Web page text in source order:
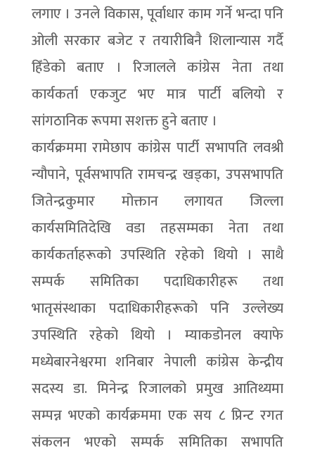
लगाए । उनले विकास, पूर्वाधार काम गर्ने भन्दा पनि
ओली सरकार बजेट र तयारीबिनै शिलान्यास गर्दै
हिँडेको बताए । रिजालले कांग्रेस नेता तथा
कार्यकर्ता एकजुट भए मात्र पार्टी बलियो र
सांगठानिक रूपमा सशक्त हुने बताए ।
कार्यक्रममा रामेछाप कांग्रेस पार्टी सभापति लवश्री
न्यौपाने, पूर्वसभापति रामचन्द्र खड्का, उपसभापति
जितेन्द्रकुमार मोक्तान लगायत जिल्ला
कार्यसमितिदेखि वडा तहसम्मका नेता तथा
कार्यकर्ताहरूको उपस्थिति रहेको थियो । साथै
सम्पर्क समितिका पदाधिकारीहरू तथा
भातृसंस्थाका पदाधिकारीहरूको पनि उल्लेख्य
उपस्थिति रहेको थियो । म्याकडोनल क्याफे
मध्येबारनेश्वरमा शनिबार नेपाली कांग्रेस केन्द्रीय
सदस्य डा. मिनेन्द्र रिजालको प्रमुख आतिथ्यमा
सम्पन्न भएको कार्यक्रममा एक सय ८ प्रिन्ट रगत
संकलन भएको सम्पर्क समितिका सभापति